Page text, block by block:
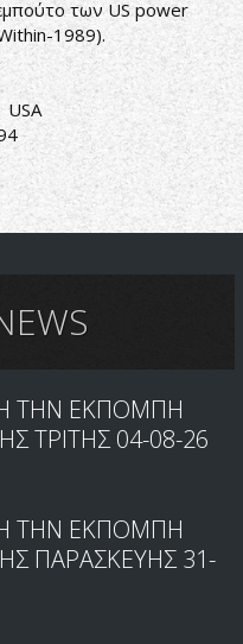
των US power
1989).
USA
ΤΗΝ ΕΚΠΟΜΠΗ
ΤΡΙΤΗΣ 04-08-26
ΤΗΝ ΕΚΠΟΜΠΗ
ΠΑΡΑΣΚΕΥΗΣ 31-